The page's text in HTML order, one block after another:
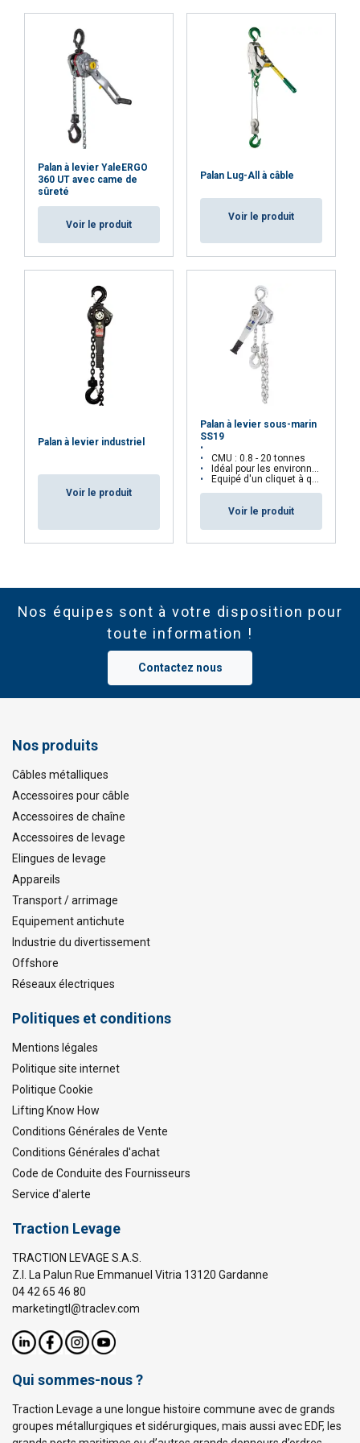
Chaîne de charge avec une protection supérieure à
la corrosion :
Le traitement de surface COROLIM®
offre une excellente protection contre la corrosion,
équivalente aux normes ISO944-9 C5High / ISO9223
C3, garantissant une durabilité à long terme même
dans des environnements difficiles.
Matériau:
Marquage:
Plage de température d'utilisation:
Finition:
Coefficient de sécurité:
Palan à levier YaleERGO
360 UT avec came de
sûreté
Voir le produit
Palan Lug-All à câble
Voir le produit
Palan à levier industriel
Voir le produit
Palan à levier sous-marin
SS19
CMU : 0.8 - 20 tonnes
Idéal pour les environnements maritimes
Equipé d'un cliquet à quatre cames
Voir le produit
Nos équipes sont à votre disposition pour
toute information !
Contactez nous
Nos produits
Câbles métalliques
Accessoires pour câble
Accessoires de chaîne
Accessoires de levage
Elingues de levage
Appareils
Transport / arrimage
Equipement antichute
Industrie du divertissement
Offshore
Réseaux électriques
Politiques et conditions
Mentions légales
Politique site internet
Politique Cookie
Lifting Know How
Conditions Générales de Vente
Conditions Générales d'achat
Code de Conduite des Fournisseurs
Service d'alerte
Traction Levage
TRACTION LEVAGE S.A.S.
Z.I. La Palun Rue Emmanuel Vitria 13120 Gardanne
04 42 65 46 80
marketingtl@traclev.com
Qui sommes-nous ?
Traction Levage a une longue histoire commune avec de grands
groupes métallurgiques et sidérurgiques, mais aussi avec EDF, les